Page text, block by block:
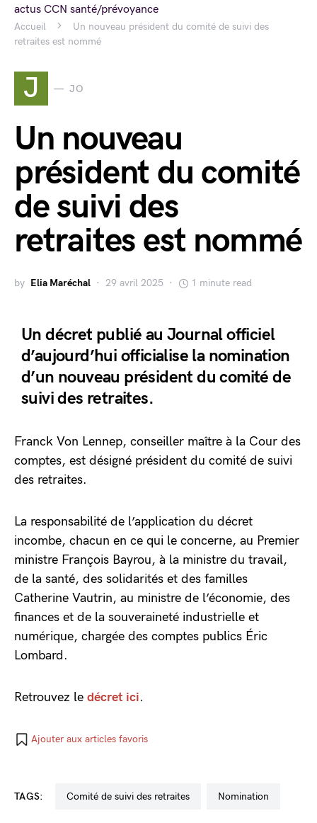
Accueil
Un nouveau président du comité de suivi des
retraites est nommé
J JO
Un nouveau
président du comité
de suivi des
retraites est nommé
by Elia Maréchal 29 avril 2025 1 minute read
Un décret publié au Journal officiel
d’aujourd’hui officialise la nomination
d’un nouveau président du comité de
suivi des retraites.
Franck Von Lennep, conseiller maître à la Cour des
comptes, est désigné président du comité de suivi
des retraites.
La responsabilité de l’application du décret
incombe, chacun en ce qui le concerne, au Premier
ministre François Bayrou, à la ministre du travail,
de la santé, des solidarités et des familles
Catherine Vautrin, au ministre de l’économie, des
finances et de la souveraineté industrielle et
numérique, chargée des comptes publics Éric
Lombard.
Retrouvez le décret ici.
Ajouter aux articles favoris
TAGS: comité de suivi des retraites nomination
actus CCN santé/prévoyance